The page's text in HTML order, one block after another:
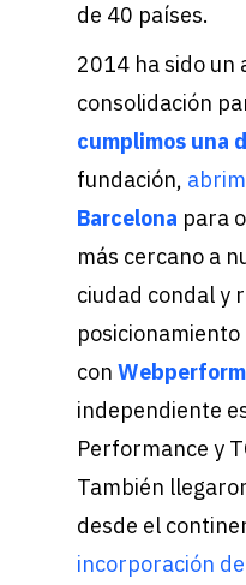
de 40 países.
2014 ha sido un
consolidación
cumplimos una
fundación,
Barcelona para
más cercano a
ciudad condal y
con
independiente
Performance y
También
desde el
incorporación